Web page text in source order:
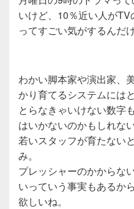
いけど、10％近い人が
ってすごい気がするんだ
わかい脚本家や演出家、
かり育てるシステムには
とらなきゃいけない数字
はいかないのかもしれない
若いスタッフが育たない
み。
プレッシャーのかからな
いっていう事実もあるか
欲しいね。